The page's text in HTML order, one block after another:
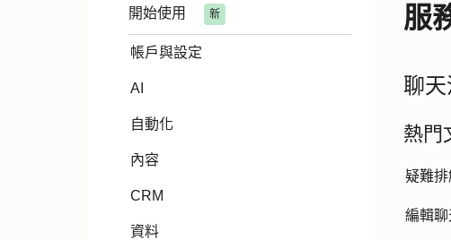
開始使用 新
帳戶與設定
AI
自動化
內容
CRM
資料
服
聊天
熱門
疑難排
編輯